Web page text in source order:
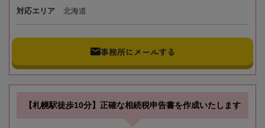
対応エリア 北海道
事務所にメールする
【札幌駅徒歩10分】正確な相続税申告書を作成いたします